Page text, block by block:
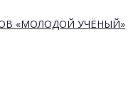
«МОЛОДОЙ УЧЁНЫЙ»